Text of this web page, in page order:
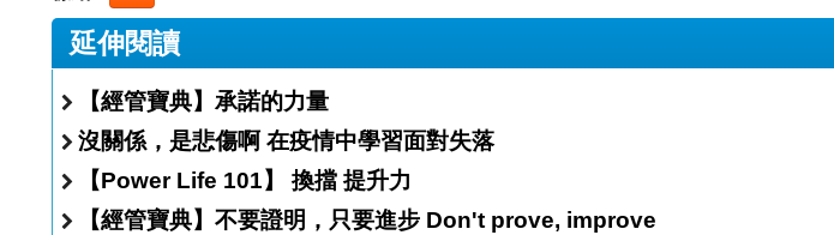
延伸閱讀
【經管寶典】承諾的力量
沒關係，是悲傷啊 在疫情中學習面對失落
【Power Life 101】 換擋 提升力
【經管寶典】不要證明，只要進步 Don't prove, improve